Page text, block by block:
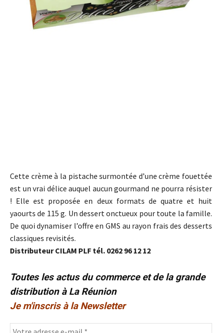
Cette crème à la pistache surmontée d’une crème fouettée
est un vrai délice auquel aucun gourmand ne pourra résister
! Elle est proposée en deux formats de quatre et huit
yaourts de 115 g. Un dessert onctueux pour toute la famille.
De quoi dynamiser l’offre en GMS au rayon frais des desserts
classiques revisités.
Distributeur CILAM PLF tél. 0262 96 12 12
Toutes les actus du commerce et de la grande
distribution à La Réunion
Je m'inscris à la Newsletter